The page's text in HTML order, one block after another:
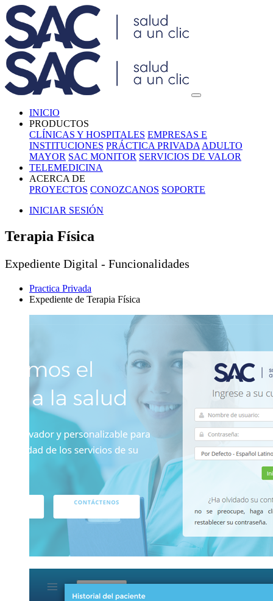
INICIO
PRODUCTOS
CLÍNICAS Y HOSPITALES EMPRESAS E
INSTITUCIONES PRÁCTICA PRIVADA ADULTO
MAYOR SAC MONITOR SERVICIOS DE VALOR
TELEMEDICINA
ACERCA DE
PROYECTOS CONOZCANOS SOPORTE
INICIAR SESIÓN
Terapia Física
Expediente Digital - Funcionalidades
Practica Privada
Expediente de Terapia Física